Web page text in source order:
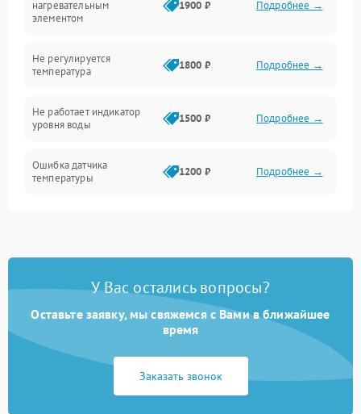
нагревательным
элементом
1900 ₽ Подробнее →
Не регулируется
температура
1800 ₽ Подробнее →
Не работает индикатор
уровня воды
1500 ₽ Подробнее →
Ошибка датчика
температуры
1200 ₽ Подробнее →
Ошибка платы управления 1500 ₽ Подробнее →
1200 ₽
Не сохраняет настройки Подробнее →
1500 ₽ Подробнее →
У Вас остались вопросы?
Оставьте заявку, мы свяжемся с Вами в ближайшее
время
Заказать звонок